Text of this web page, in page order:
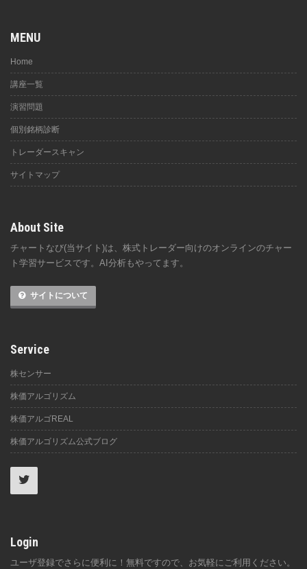
MENU
Home
講座一覧
演習問題
個別銘柄診断
トレーダースキャン
サイトマップ
About Site
チャートなび(当サイト)は、株式トレーダー向けのオンラインのチャー
ト学習サービスです。AI分析もやってます。
サイトについて
Service
株センサー
株価アルゴリズム
株価アルゴREAL
株価アルゴリズム公式ブログ
Login
ユーザ登録でさらに便利に！無料ですので、お気軽にご利用ください。